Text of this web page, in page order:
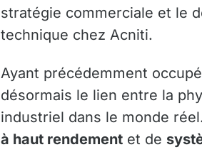
stratégie commerciale et le
technique chez Acniti.
Ayant précédemment
désormais le lien entre la
industriel dans le monde
à haut rendement et de